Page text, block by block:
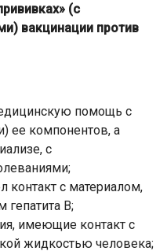
(с
вакцинации против
помощь с
ее компонентов, а
с
контакт с материалом,
B;
имеющие контакт с
жидкостью человека;